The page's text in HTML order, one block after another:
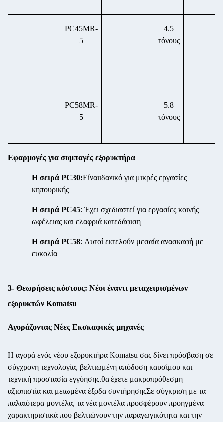
PC45MR-
5
4.5
τόνους
PC58MR-
5
5.8
τόνους
Εφαρμογές για συμπαγές εξορυκτήρα
Η σειρά PC30:Είναιιδανικό για μικρές εργασίες
κηπουρικής
Η σειρά PC45: Έχει σχεδιαστεί για εργασίες κοινής
ωφέλειας και ελαφριά κατεδάφιση
Η σειρά PC58: Αυτοί εκτελούν μεσαία ανασκαφή με
ευκολία
3- Θεωρήσεις κόστους: Νέοι έναντι μεταχειρισμένων
εξορυκτών Komatsu
Αγοράζοντας Νέες Εκσκαφικές μηχανές
Η αγορά ενός νέου εξορυκτήρα Komatsu σας δίνει πρόσβαση σε
σύγχρονη τεχνολογία, βελτιωμένη απόδοση καυσίμου και
τεχνική προστασία εγγύησης.θα έχετε μακροπρόθεσμη
αξιοπιστία και μειωμένα έξοδα συντήρησηςΣε σύγκριση με τα
παλαιότερα μοντέλα, τα νέα μοντέλα προσφέρουν προηγμένα
χαρακτηριστικά που βελτιώνουν την παραγωγικότητα και την